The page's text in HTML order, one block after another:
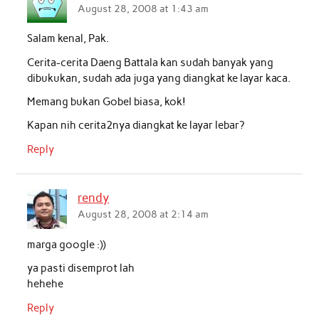
August 28, 2008 at 1:43 am
Salam kenal, Pak.
Cerita-cerita Daeng Battala kan sudah banyak yang
dibukukan, sudah ada juga yang diangkat ke layar kaca.
Memang bukan Gobel biasa, kok!
Kapan nih cerita2nya diangkat ke layar lebar?
Reply
rendy
August 28, 2008 at 2:14 am
marga google :))
ya pasti disemprot lah
hehehe
Reply